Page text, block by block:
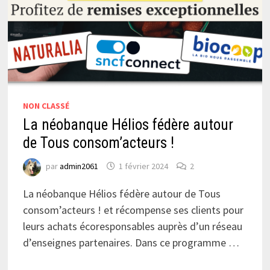
NON CLASSÉ
La néobanque Hélios fédère autour
de Tous consom’acteurs !
paradmin2061 1 février 2024 2
La néobanque Hélios fédère autour de Tous
consom’acteurs ! et récompense ses clients pour
leurs achats écoresponsables auprès d’un réseau
d’enseignes partenaires. Dans ce programme …